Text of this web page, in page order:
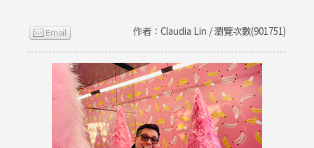
作者：Claudia Lin / 瀏覽次數(901751)